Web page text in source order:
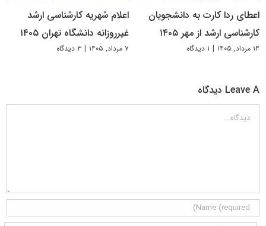
اعطای ردا کارت به دانشجویان
کارشناسی ارشد از مهر ۱۴۰۵
۱۴ مرداد, ۱۴۰۵ | ۱ دیدگاه
اعلام شهریه کارشناسی ارشد
غیرروزانه دانشگاه تهران ۱۴۰۵
۷ مرداد, ۱۴۰۵ | ۳ دیدگاه
Leave A دیدگاه
دیدگاه